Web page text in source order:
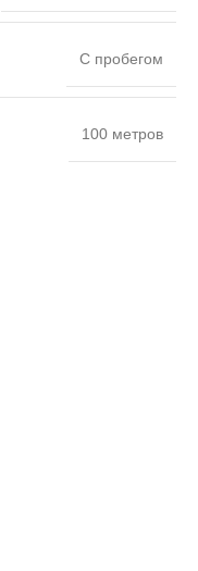
С пробегом
100 метров